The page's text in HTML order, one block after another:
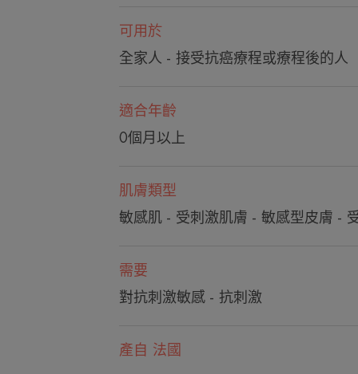
可用於
全家人 - 接受抗癌療程或療程後的人
適合年齡
0個月以上
肌膚類型
敏感肌 - 受刺激肌膚 - 敏感型皮膚 -
需要
對抗刺激敏感 - 抗刺激
產自 法國